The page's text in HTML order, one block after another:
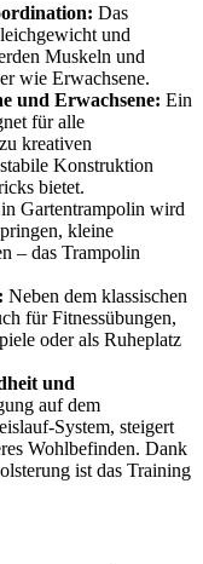
Das
und
Muskeln und
wie Erwachsene.
und Erwachsene: Ein
für alle
kreativen
Konstruktion
bietet.
Gartentrampolin wird
kleine
– das Trampolin
Neben dem klassischen
für Fitnessübungen,
oder als Ruheplatz
und
auf dem
System, steigert
Wohlbefinden. Dank
ist das Training